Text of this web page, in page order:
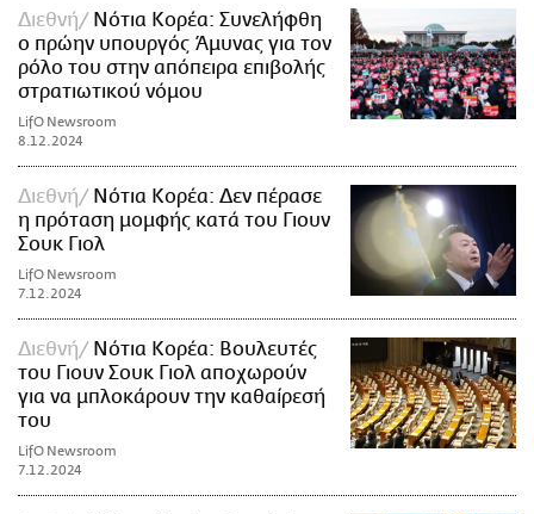
Διεθνή
Νότια Κορέα: Συνελήφθη
ο πρώην υπουργός Άμυνας για τον
ρόλο του στην απόπειρα επιβολής
στρατιωτικού νόμου
LifO Newsroom
8.12.2024
Διεθνή
Νότια Κορέα: Δεν πέρασε
η πρόταση μομφής κατά του Γιουν
Σουκ Γιολ
LifO Newsroom
7.12.2024
Διεθνή
Νότια Κορέα: Βουλευτές
του Γιουν Σουκ Γιολ αποχωρούν
για να μπλοκάρουν την καθαίρεσή
του
LifO Newsroom
7.12.2024